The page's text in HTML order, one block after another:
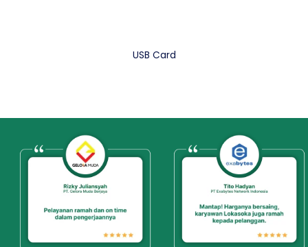
USB Card